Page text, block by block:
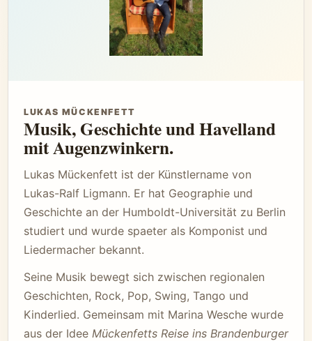
LUKAS MÜCKENFETT
Musik, Geschichte und Havelland
mit Augenzwinkern.
Lukas Mückenfett ist der Künstlername von
Lukas-Ralf Ligmann. Er hat Geographie und
Geschichte an der Humboldt-Universität zu Berlin
studiert und wurde spaeter als Komponist und
Liedermacher bekannt.
Seine Musik bewegt sich zwischen regionalen
Geschichten, Rock, Pop, Swing, Tango und
Kinderlied. Gemeinsam mit Marina Wesche wurde
aus der Idee Mückenfetts Reise ins Brandenburger